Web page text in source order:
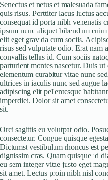
Senectus et netus et malesuada
quis risus. Porttitor lacus luctus
consequat id porta nibh venenatis
ipsum nunc aliquet bibendum
elit eget gravida cum sociis.
risus sed vulputate odio. Erat nam
convallis tellus id. Cum sociis
parturient montes nascetur. Duis
elementum curabitur vitae nunc
ultrices in iaculis nunc sed augue
adipiscing elit pellentesque
imperdiet. Dolor sit amet
sit.
Orci sagittis eu volutpat odio.
consectetur. Congue quisque
Dictumst vestibulum rhoncus est
dignissim cras. Quam quisque id
eu sem integer vitae justo eget
sit amet. Lectus proin nibh nisl